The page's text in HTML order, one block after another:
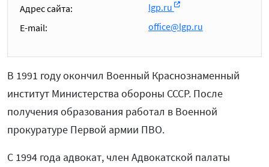
Адрес сайта:
lgp.ru
E-mail:
office@lgp.ru
В 1991 году окончил Военный Краснознаменный
институт Министерства обороны СССР. После
получения образования работал в Военной
прокуратуре Первой армии ПВО.
С 1994 года адвокат, член Адвокатской палаты